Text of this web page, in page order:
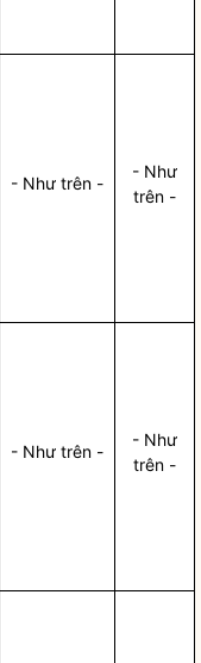
- Như trên -
- Như
trên -
- Như trên -
- Như
trên -